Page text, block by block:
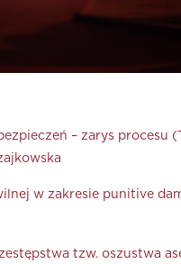
– zarys procesu
w zakresie punitive
tzw. oszustwa